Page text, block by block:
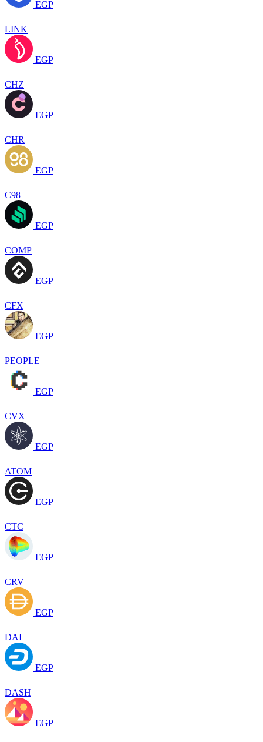
EGP
LINK
EGP
CHZ
EGP
CHR
EGP
C98
EGP
COMP
EGP
CFX
EGP
PEOPLE
EGP
CVX
EGP
ATOM
EGP
CTC
EGP
CRV
EGP
DAI
EGP
DASH
EGP